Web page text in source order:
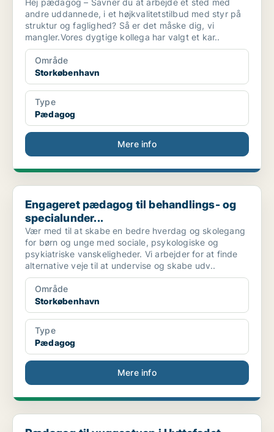
Hej pædagog – Savner du at arbejde et sted med
andre uddannede, i et højkvalitetstilbud med styr på
struktur og faglighed? Så er det måske dig, vi
mangler.Vores dygtige kollega har valgt et kar..
Område
Storkøbenhavn
Type
Pædagog
Mere info
Engageret pædagog til behandlings- og specialunder...
Engageret pædagog til behandlings- og
specialunder...
Vær med til at skabe en bedre hverdag og skolegang
for børn og unge med sociale, psykologiske og
psykiatriske vanskeligheder. Vi arbejder for at finde
alternative veje til at undervise og skabe udv..
Område
Storkøbenhavn
Type
Pædagog
Mere info
Pædagog til vuggestuen i Hyttefadet